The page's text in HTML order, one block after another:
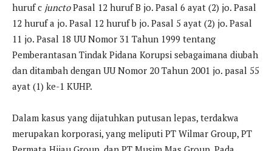
huruf c junctoPasal 12 huruf B jo. Pasal 6 ayat (2) jo. Pasal
12 huruf a jo. Pasal 12 huruf b jo. Pasal 5 ayat (2) jo. Pasal
11 jo. Pasal 18 UU Nomor 31 Tahun 1999 tentang
Pemberantasan Tindak Pidana Korupsi sebagaimana diubah
dan ditambah dengan UU Nomor 20 Tahun 2001 jo. pasal 55
ayat (1) ke-1 KUHP.
Dalam kasus yang dijatuhkan putusan lepas, terdakwa
merupakan korporasi, yang meliputi PT Wilmar Group, PT